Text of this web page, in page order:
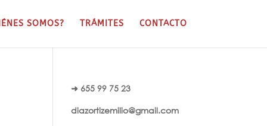
SOMOS? TRÁMITES CONTACTO
➜ 655 99 75 23
diazortizemilio@gmail.com